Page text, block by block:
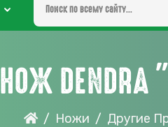
НОЖ DENDRA
Ножи Другие